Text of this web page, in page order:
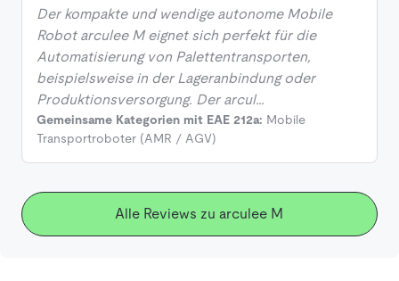
Der kompakte und wendige autonome Mobile
Robot arculee M eignet sich perfekt für die
Automatisierung von Palettentransporten,
beispielsweise in der Lageranbindung oder
Produktionsversorgung. Der arcul…
Gemeinsame Kategorien mit EAE 212a: Mobile
Transportroboter (AMR / AGV)
Alle Reviews zu arculee M